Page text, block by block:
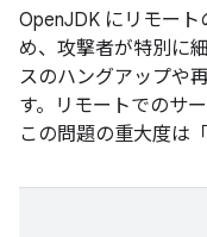
OpenJDK にリモー
め、攻撃者が特別に
スのハングアップや
す。リモートでのサ
この問題の重大度は